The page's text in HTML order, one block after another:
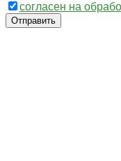
согласен на
Отправить